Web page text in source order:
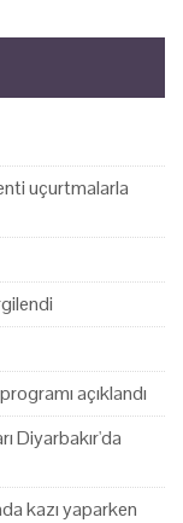
uçurtmalarla
açıklandı
Diyarbakır'da
kazı yaparken